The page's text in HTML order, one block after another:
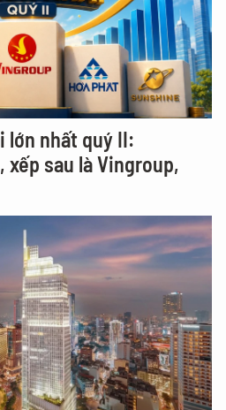
lớn nhất quý II:
xếp sau là Vingroup,